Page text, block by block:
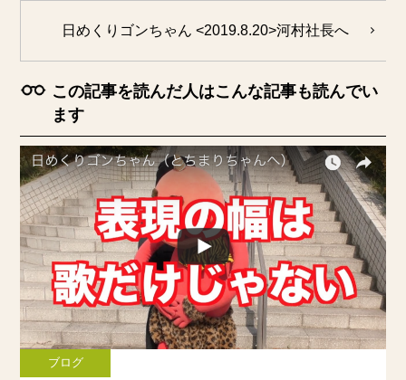
日めくりゴンちゃん <2019.8.20>河村社長へ
この記事を読んだ人はこんな記事も読んでい
ます
ブログ